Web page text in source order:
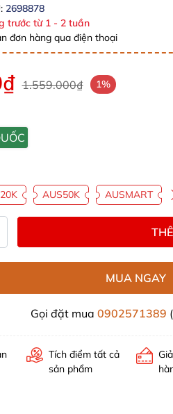
2698878
trước từ 1 - 2 tuần
đơn hàng qua điện thoại
1.559.000₫ 1%
AUS50K AUSMART
MUA NGAY
Gọi đặt mua0902571389
Tích điểm tất cả
sản phẩm